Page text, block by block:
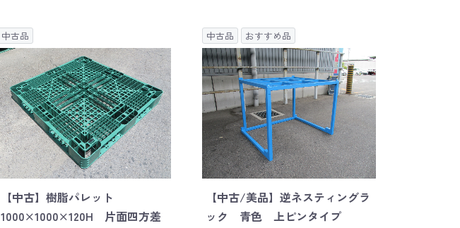
中古品
【中古】樹脂パレット
1000×1000×120H 片面四方差
中古品 おすすめ品
【中古/美品】逆ネスティングラ
ック 青色 上ピンタイプ